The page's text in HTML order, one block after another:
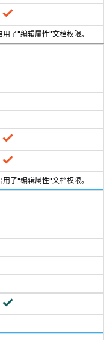
了"编辑属性"文档权限。
了"编辑属性"文档权限。